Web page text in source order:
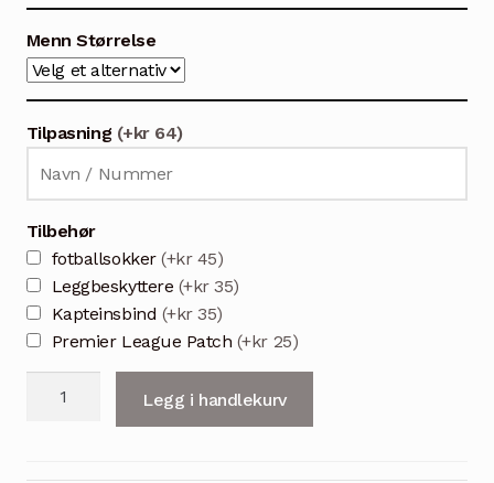
Menn Størrelse
Tilpasning (+kr 64)
Tilbehør
fotballsokker(+kr 45)
Leggbeskyttere (+kr 35)
Kapteinsbind (+kr 35)
Premier League Patch (+kr 25)
Legg i handlekurv